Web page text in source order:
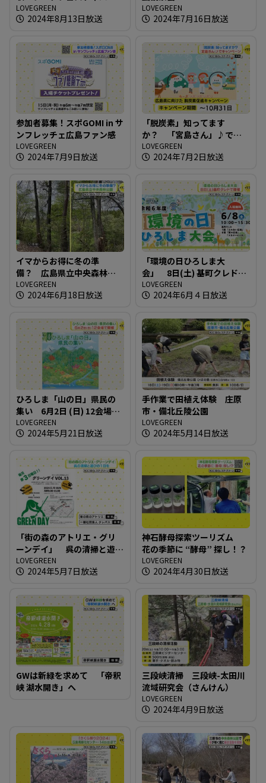
の会場で
LOVEGREEN
2024年8月13日放送
LOVEGREEN
2024年7月16日放送
参加者募集！スポGOMI in サ
ンフレッチェ広島ファン感
LOVEGREEN
2024年7月9日放送
「脱炭素」知ってます
か？ 「宮島さん」♪でキ
ャンペーン
LOVEGREEN
2024年7月2日放送
イマからお得に冬の準
備？ 広島県立中央森林公
園
LOVEGREEN
2024年6月18日放送
「環境の日ひろしま大
会」 8日(土) 基町クレドで
開催
LOVEGREEN
2024年6月４日放送
ひろしま「山の日」県民の
集い 6月2日 (日) 12会場で
開催
LOVEGREEN
2024年5月21日放送
手作業で田植え体験 庄原
市・備北丘陵公園
LOVEGREEN
2024年5月14日放送
「街の森のアトリエ・グリ
ーンデイ」 呉の清掃と遊
びの１日を
LOVEGREEN
2024年5月7日放送
神石酵母探索ツーリズム
花の季節に “酵母” 探し！？
LOVEGREEN
2024年4月30日放送
GWは新緑を求めて 「帝釈
峡 湖水開き」へ
三段峡清掃 三段峡-太田川
流域研究会（さんけん）
LOVEGREEN
2024年4月9日放送